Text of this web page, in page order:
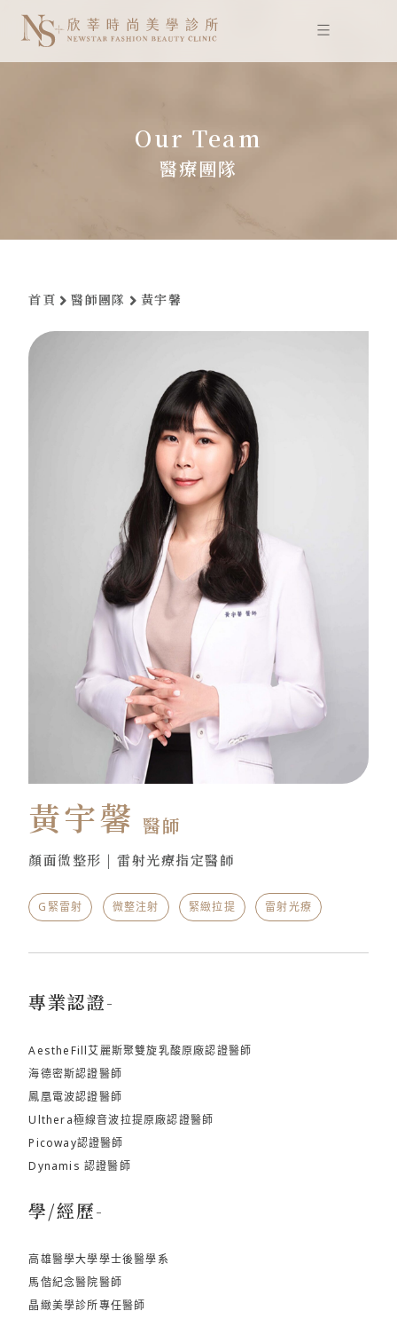
要
Our Team
醫療團隊
首頁 醫師團隊 黃宇馨
黃宇馨 醫師
顏面微整形 | 雷射光療指定醫師
G緊雷射 微整注射 緊緻拉提 雷射光療
專業認證-
AestheFill艾麗斯聚雙旋乳酸原廠認證醫師
海德密斯認證醫師
鳳凰電波認證醫師
Ulthera極線音波拉提原廠認證醫師
Picoway認證醫師
Dynamis 認證醫師
學/經歷-
高雄醫學大學學士後醫學系
馬偕紀念醫院醫師
晶緻美學診所專任醫師